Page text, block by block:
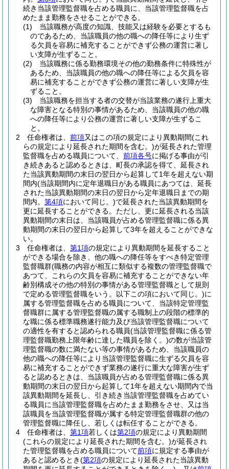
続き当該管理監督職を占める職員に、当該管理監督職を占
めたまま勤務をさせることができる。
(1)
当該職務が高度の知識、技能又は経験を必要とするも
のであるため、当該職員の他の職への降任等により生ず
る欠員を容易に補充することができず公務の運営に著し
い支障が生ずること。
(2)
当該職務に係る勤務環境その他の勤務条件に特殊性が
あるため、当該職員の他の職への降任等による欠員を容
易に補充することができず公務の運営に著しい支障が生
ずること。
(3)
当該職務を担当する者の交替が当該業務の遂行上重大
な障害となる特別の事情があるため、当該職員の他の職
への降任等により公務の運営に著しい支障が生ずるこ
と。
2
任命権者は、 前項又はこの項の規定により異動期間(これ
らの規定により延長された期間を含む。)が延長された管理
監督職を占める職員について、 前項各号に掲げる事由が引
き続きあると認めるときは、町長の承認を得て、延長され
た当該異動期間の末日の翌日から起算して1年を超えない期
間内(当該期間内に定年退職日がある職員にあつては、延長
された当該異動期間の末日の翌日から定年退職日までの期
間内。 第4項において同じ。)で延長された当該異動期間を
更に延長することができる。 ただし、更に延長される当該
異動期間の末日は、当該職員が占める管理監督職に係る異
動期間の末日の翌日から起算して3年を超えることができな
い。
3
任命権者は、 第1項の規定により異動期間を延長すること
ができる場合を除き、他の職への降任等をすべき特定管理
監督職群(職務の内容が相互に類似する複数の管理監督職で
あつて、これらの欠員を容易に補充することができない年
齢別構成その他の特別の事情がある管理監督職として規則
で定める管理監督職をいう。以下この項において同じ。)に
属する管理監督職を占める職員について、当該特定管理監
督職群に属する管理監督職の属する職制上の段階の標準的
な職に係る標準職務遂行能力及び当該管理監督職について
の適性を有すると認められる職員(当該管理監督職に係る管
理監督職勤務上限年齢に達した職員を除く。)の数が当該管
理監督職の数に満たない等の事情があるため、当該職員の
他の職への降任等により当該管理監督職に生ずる欠員を容
易に補充することができず業務の遂行に重大な障害が生ず
ると認めるときは、当該職員が占める管理監督職に係る異
動期間の末日の翌日から起算して1年を超えない期間内で当
該異動期間を延長し、引き続き当該管理監督職を占めてい
る職員に当該管理監督職を占めたまま勤務をさせ、又は当
該職員を当該管理監督職が属する特定管理監督職群の他の
管理監督職に降任し、若しくは転任することができる。
4
任命権者は、 第1項若しくは第2項の規定により異動期間
(これらの規定により延長された期間を含む。)が延長され
た管理監督職を占める職員について前項に規定する事由が
あると認めるとき(第2項の規定により延長された当該異動